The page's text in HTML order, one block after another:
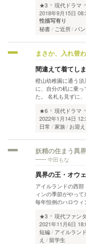
★3
現代ドラマ
2018年9月15日
性描写有り
秘書 ご近所 パ
まさか、入れ替
間違えて着てし
橙山幼稚園に通う
に、自分の机に乗
た。 名札も見ずに
★6
現代ドラマ
2022年1月14日
日常
家族 お迎え
妖精の住まう異
中田もな
異界の王・オウ
アイルランドの西
ィンの季節がやっ
毎年恒例のハロウ
★3
現代ファン
2021年11月6日
短編
アイルランド
え
留学生